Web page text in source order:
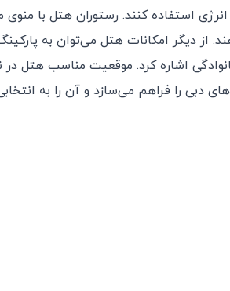
استفاده کنند. رستوران هتل با منوی
از دیگر امکانات هتل می‌توان به
و اتاق‌های خانوادگی اشاره کرد. موقعیت مناسب هتل
دبی را فراهم می‌سازد و آن را به